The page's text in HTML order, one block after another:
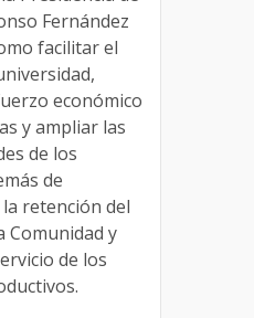
Fernández
facilitar el
económico
y ampliar las
de los
de
retención del
Comunidad y
de los